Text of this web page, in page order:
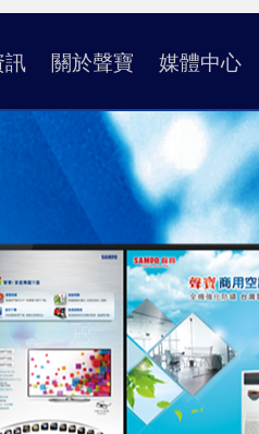
訊 關於聲寶 媒體中心